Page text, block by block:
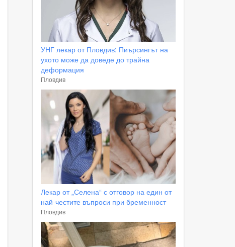
УНГ лекар от Пловдив: Пиърсингът на
ухото може да доведе до трайна
деформация
Пловдив
Лекар от „Селена“ с отговор на един от
най-честите въпроси при бременност
Пловдив